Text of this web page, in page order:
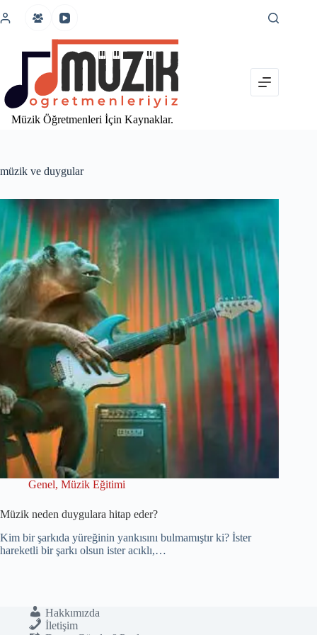
atla
Müzik Öğretmenleri İçin Kaynaklar.
müzik ve duygular
Genel, Müzik Eğitimi
Müzik neden duygulara hitap eder?
Kim bir şarkıda yüreğinin yankısını bulmamıştır ki? İster
hareketli bir şarkı olsun ister acıklı,…
Hakkımızda
İletişim